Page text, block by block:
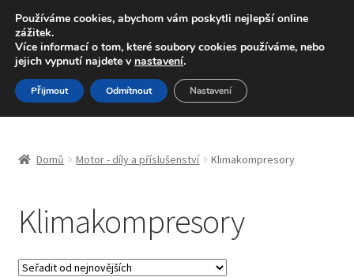
DOPRAVA od 139,-Kč
Volejte po-pá 9-16 704 494 494
Přeskočit
na
navigaci
Přejít
k
obsahu
Celosvětová doprava
Doprava
Domů Motor - díly a příslušenství Klimakompresory
Klimakompresory
Používáme cookies, abychom vám poskytli nejlepší online
zážitek.
Více informací o tom, které soubory cookies používáme, nebo
jejich vypnutí najdete v nastavení.
Přijmout Odmítnout Nastavení